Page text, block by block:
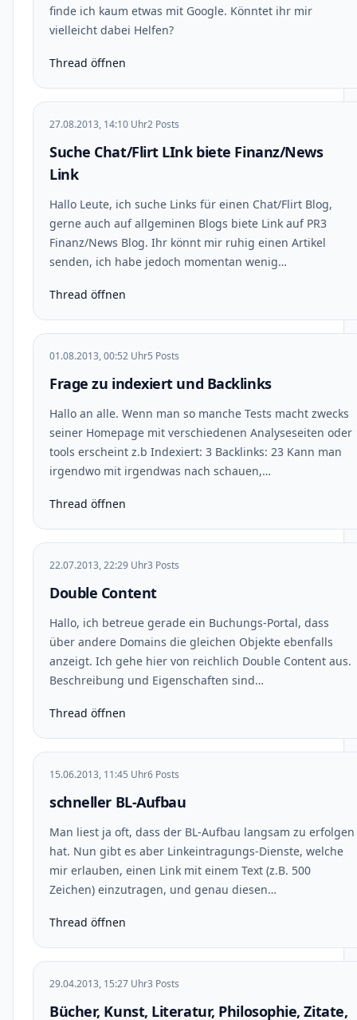
finde ich kaum etwas mit Google. Könntet ihr mir
vielleicht dabei Helfen?
Thread öffnen
27.08.2013, 14:10 Uhr2 Posts
Suche Chat/Flirt LInk biete Finanz/News
Link
Hallo Leute, ich suche Links für einen Chat/Flirt Blog,
gerne auch auf allgeminen Blogs biete Link auf PR3
Finanz/News Blog. Ihr könnt mir ruhig einen Artikel
senden, ich habe jedoch momentan wenig…
Thread öffnen
01.08.2013, 00:52 Uhr5 Posts
Frage zu indexiert und Backlinks
Hallo an alle. Wenn man so manche Tests macht zwecks
seiner Homepage mit verschiedenen Analyseseiten oder
tools erscheint z.b Indexiert: 3 Backlinks: 23 Kann man
irgendwo mit irgendwas nach schauen,…
Thread öffnen
22.07.2013, 22:29 Uhr3 Posts
Double Content
Hallo, ich betreue gerade ein Buchungs-Portal, dass
über andere Domains die gleichen Objekte ebenfalls
anzeigt. Ich gehe hier von reichlich Double Content aus.
Beschreibung und Eigenschaften sind…
Thread öffnen
15.06.2013, 11:45 Uhr6 Posts
schneller BL-Aufbau
Man liest ja oft, dass der BL-Aufbau langsam zu erfolgen
hat. Nun gibt es aber Linkeintragungs-Dienste, welche
mir erlauben, einen Link mit einem Text (z.B. 500
Zeichen) einzutragen, und genau diesen…
Thread öffnen
29.04.2013, 15:27 Uhr3 Posts
Bücher, Kunst, Literatur, Philosophie, Zitate,